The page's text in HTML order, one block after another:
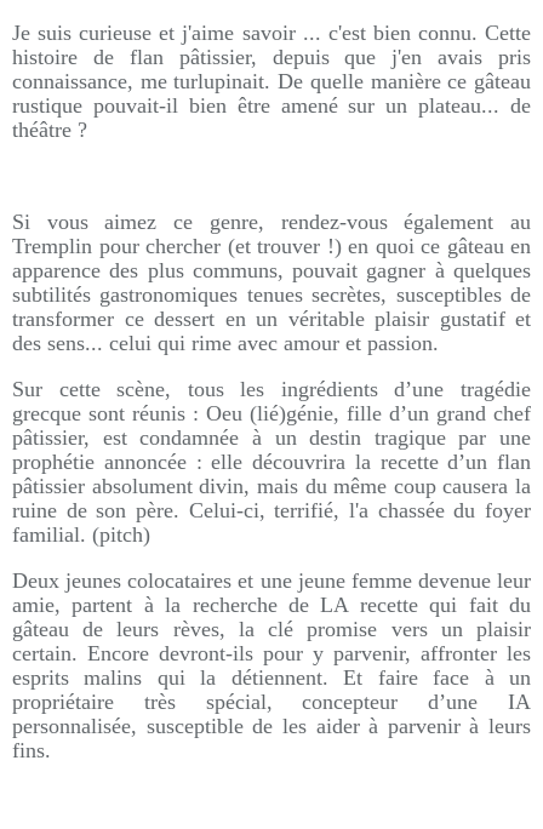
Je suis curieuse et j'aime savoir ... c'est bien connu. Cette
histoire de flan pâtissier, depuis que j'en avais pris
connaissance, me turlupinait. De quelle manière ce gâteau
rustique pouvait-il bien être amené sur un plateau... de
théâtre ?
Si vous aimez ce genre, rendez-vous également au
Tremplin pour chercher (et trouver !) en quoi ce gâteau en
apparence des plus communs, pouvait gagner à quelques
subtilités gastronomiques tenues secrètes, susceptibles de
transformer ce dessert en un véritable plaisir gustatif et
des sens... celui qui rime avec amour et passion.
Sur cette scène, tous les ingrédients d’une tragédie
grecque sont réunis : Oeu (lié)génie, fille d’un grand chef
pâtissier, est condamnée à un destin tragique par une
prophétie annoncée : elle découvrira la recette d’un flan
pâtissier absolument divin, mais du même coup causera la
ruine de son père. Celui-ci, terrifié, l'a chassée du foyer
familial. (pitch)
Deux jeunes colocataires et une jeune femme devenue leur
amie, partent à la recherche de LA recette qui fait du
gâteau de leurs rèves, la clé promise vers un plaisir
certain. Encore devront-ils pour y parvenir, affronter les
esprits malins qui la détiennent. Et faire face à un
propriétaire très spécial, concepteur d’une IA
personnalisée, susceptible de les aider à parvenir à leurs
fins.